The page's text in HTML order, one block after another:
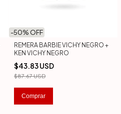
-50% OFF
REMERA BARBIE VICHY NEGRO +
KEN VICHY NEGRO
$43.83 USD
$87.67 USD
Comprar